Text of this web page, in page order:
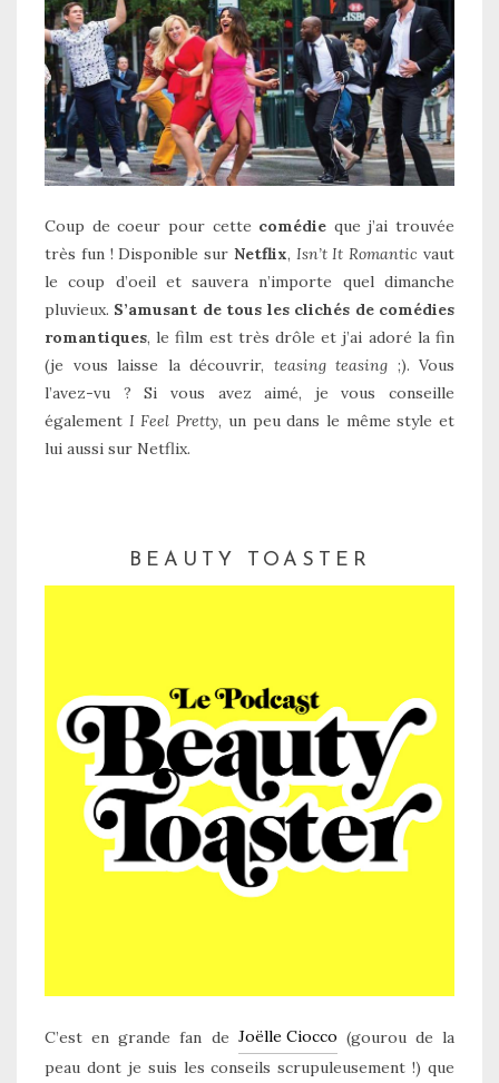
Coup de coeur pour cette comédie que j’ai trouvée
très fun ! Disponible sur Netflix, Isn’t It Romanticvaut
le coup d’oeil et sauvera n’importe quel dimanche
pluvieux. S’amusant de tous les clichés de comédies
romantiques, le film est très drôle et j’ai adoré la fin
(je vous laisse la découvrir, teasing teasing ;). Vous
l’avez-vu ? Si vous avez aimé, je vous conseille
également I Feel Pretty, un peu dans le même style et
lui aussi sur Netflix.
BEAUTY TOASTER
C’est en grande fan de Joëlle Ciocco (gourou de la
peau dont je suis les conseils scrupuleusement !) que